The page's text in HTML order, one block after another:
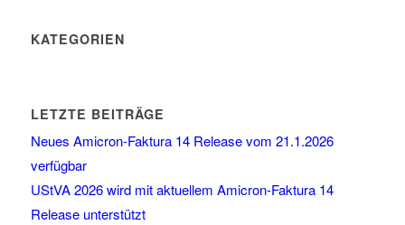
KATEGORIEN
LETZTE BEITRÄGE
Neues Amicron-Faktura 14 Release vom 21.1.2026
verfügbar
UStVA 2026 wird mit aktuellem Amicron-Faktura 14
Release unterstützt